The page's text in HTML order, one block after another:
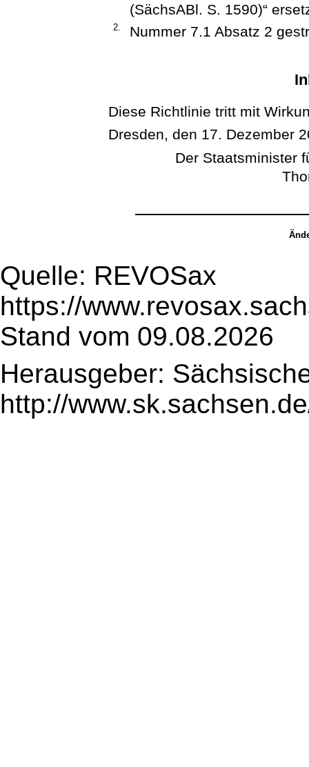
(SächsABl. S. 1590)“
2. Nummer 7.1 Absatz 2
Diese Richtlinie tritt mit
Dresden, den 17. Dezember
Der Staatsminister
Quelle: REVOSax
https://
Stand vom 09.08.2026
Herausgeber:
http://